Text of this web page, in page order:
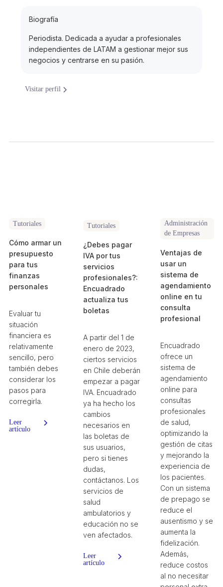
Biografía
Periodista. Dedicada a ayudar a profesionales
independientes de LATAM a gestionar mejor sus
negocios y centrarse en su pasión.
Visitar perfil
Tutoriales
Cómo armar un
presupuesto
para tus
finanzas
personales
Evaluar tu
situación
financiera es
relativamente
sencillo, pero
también debes
considerar los
pasos para
corregirla.
Leer
artículo
Tutoriales
¿Debes pagar
IVA por tus
servicios
profesionales?:
Encuadrado
actualiza tus
boletas
A partir del 1 de
enero de 2023,
ciertos servicios
en Chile deberán
empezar a pagar
IVA. Encuadrado
ya ha hecho los
cambios
necesarios en
las boletas de
sus usuarios,
pero si tienes
dudas,
contáctanos. Los
servicios de
salud
ambulatorios y
educación no se
ven afectados.
Leer
artículo
Administración
de Empresas
Ventajas de
usar un
sistema de
agendamiento
online en tu
consulta
profesional
Encuadrado
ofrece un
sistema de
agendamiento
online para
consultas
profesionales
de salud,
optimizando la
gestión de citas
y mejorando la
experiencia de
los pacientes.
Con un sistema
de prepago se
reduce el
ausentismo y se
aumenta la
fidelización.
Además,
reduce costos
al no necesitar